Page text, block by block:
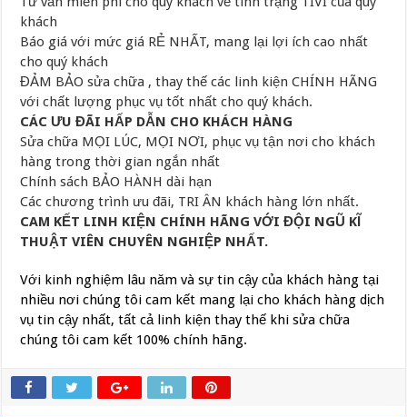
khách
Báo giá với mức giá RẺ NHẤT, mang lại lợi ích cao nhất
cho quý khách
ĐẢM BẢO sửa chữa , thay thế các linh kiện CHÍNH HÃNG
với chất lượng phục vụ tốt nhất cho quý khách.
CÁC ƯU ĐÃI HẤP DẪN CHO KHÁCH HÀNG
Sửa chữa MỌI LÚC, MỌI NƠI, phục vụ tận nơi cho khách
hàng trong thời gian ngắn nhất
Chính sách BẢO HÀNH dài hạn
Các chương trình ưu đãi, TRI ÂN khách hàng lớn nhất.
CAM KẾT LINH KIỆN CHÍNH HÃNG VỚI ĐỘI NGŨ KĨ
THUẬT VIÊN CHUYÊN NGHIỆP NHẤT.
Với kinh nghiệm lâu năm và sự tin cậy của khách hàng tại
nhiều nơi chúng tôi cam kết mang lại cho khách hàng dịch
vụ tin cậy nhất, tất cả linh kiện thay thế khi sửa chữa
chúng tôi cam kết 100% chính hãng.